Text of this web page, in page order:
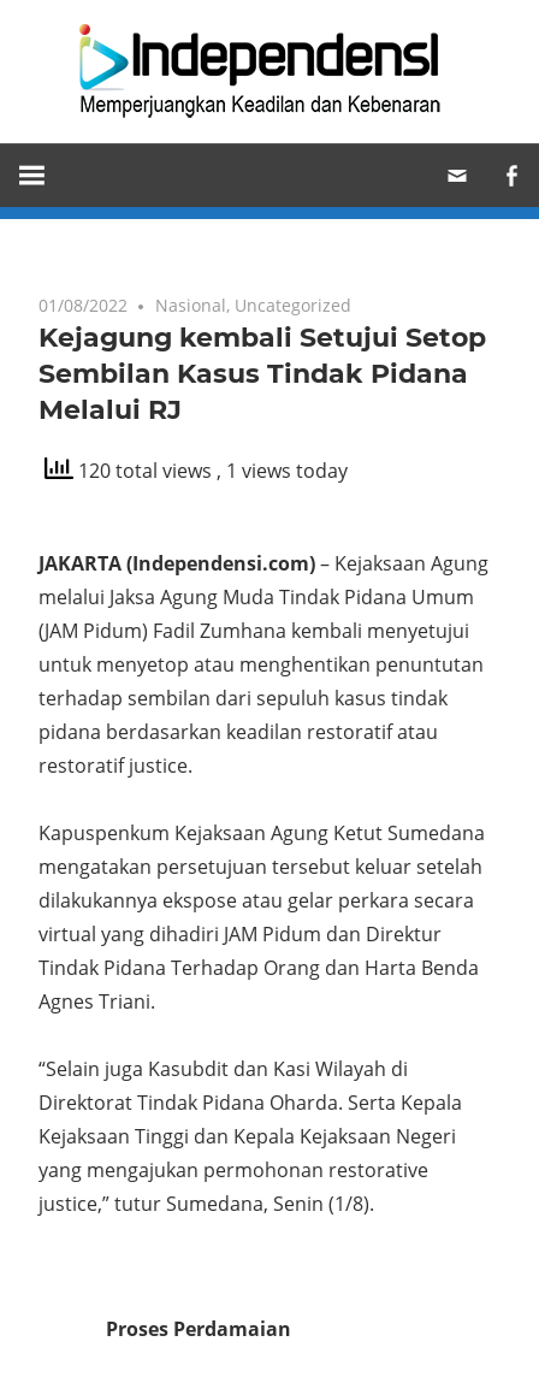
Memperjuangkan
Keadilan
dan
01/08/2022 Nasional, Uncategorized
Kejagung kembali Setujui Setop
Sembilan Kasus Tindak Pidana
Melalui RJ
120 total views , 1 views today
JAKARTA (Independensi.com)– Kejaksaan Agung
melalui Jaksa Agung Muda Tindak Pidana Umum
(JAM Pidum) Fadil Zumhana kembali menyetujui
untuk menyetop atau menghentikan penuntutan
terhadap sembilan dari sepuluh kasus tindak
pidana berdasarkan keadilan restoratif atau
restoratif justice.
Kapuspenkum Kejaksaan Agung Ketut Sumedana
mengatakan persetujuan tersebut keluar setelah
dilakukannya ekspose atau gelar perkara secara
virtual yang dihadiri JAM Pidum dan Direktur
Tindak Pidana Terhadap Orang dan Harta Benda
Agnes Triani.
“Selain juga Kasubdit dan Kasi Wilayah di
Direktorat Tindak Pidana Oharda. Serta Kepala
Kejaksaan Tinggi dan Kepala Kejaksaan Negeri
yang mengajukan permohonan restorative
justice,” tutur Sumedana, Senin (1/8).
Proses Perdamaian